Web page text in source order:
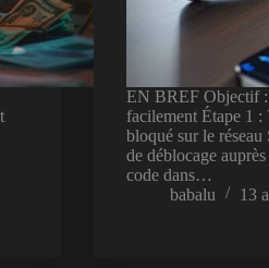
EN BREF Objectif :
facilement Étape 1
bloqué sur le
de déblocage
code dans…
babalu
13